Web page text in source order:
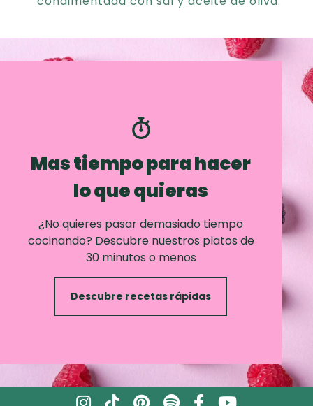
Mas tiempo para hacer
lo que quieras
¿No quieres pasar demasiado tiempo
cocinando? Descubre nuestros platos de
30 minutos o menos
Descubre recetas rápidas